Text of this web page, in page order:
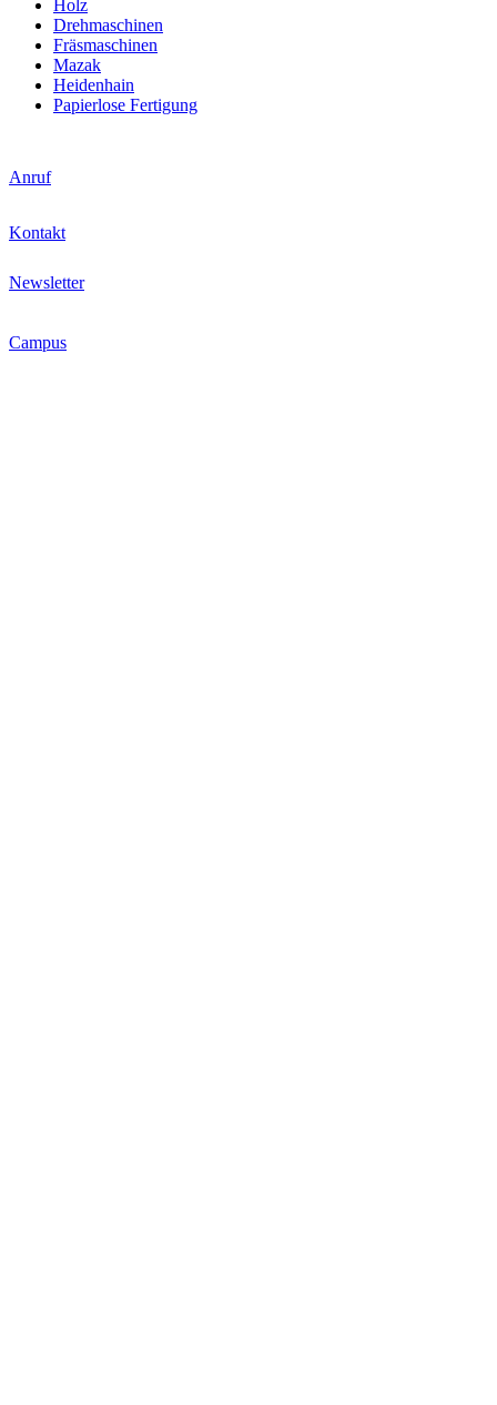
Holz
Drehmaschinen
Fräsmaschinen
Mazak
Heidenhain
Papierlose Fertigung
Anruf
Kontakt
Newsletter
Campus